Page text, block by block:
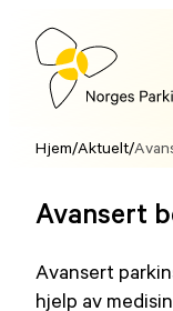
Hopp
innholdNorges
Hjem/Aktuelt/
Avansert
Avansert
hjelp av